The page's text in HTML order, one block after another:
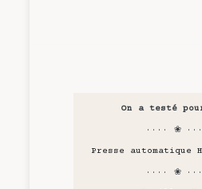
On a testé
···· ❀
Presse automatique
···· ❀